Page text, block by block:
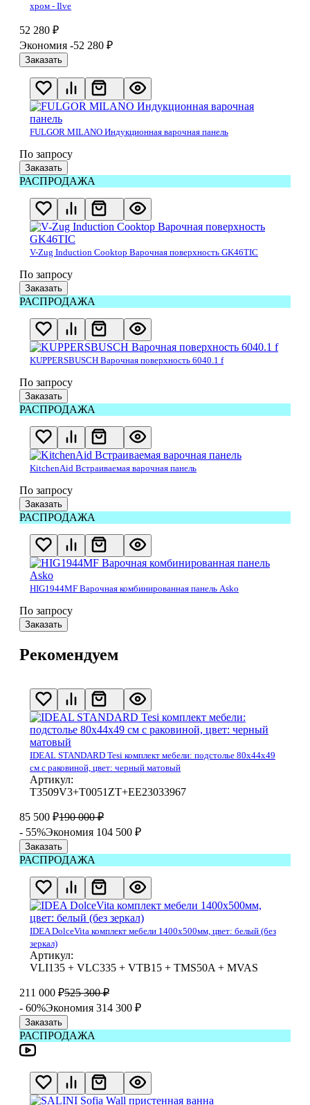
хром - Ilve
52 280 ₽
Экономия -52 280 ₽
Заказать
FULGOR MILANO Индукционная варочная панель
По запросу
Заказать
РАСПРОДАЖА
V-Zug Induction Cooktop Варочная поверхность GK46TIC
По запросу
Заказать
РАСПРОДАЖА
KUPPERSBUSCH Варочная поверхность 6040.1 f
По запросу
Заказать
РАСПРОДАЖА
KitchenAid Встраиваемая варочная панель
По запросу
Заказать
РАСПРОДАЖА
HIG1944MF Варочная комбинированная панель Asko
По запросу
Заказать
Рекомендуем
IDEAL STANDARD Tesi комплект мебели: подстолье 80x44x49
см с раковиной, цвет: черный матовый
Артикул:
T3509V3+T0051ZT+EE23033967
85 500 ₽190 000 ₽
- 55%Экономия 104 500 ₽
Заказать
РАСПРОДАЖА
IDEA DolceVita комплект мебели 1400x500мм, цвет: белый (без
зеркал)
Артикул:
VLI135 + VLC335 + VTB15 + TMS50A + MVAS
211 000 ₽525 300 ₽
- 60%Экономия 314 300 ₽
Заказать
РАСПРОДАЖА